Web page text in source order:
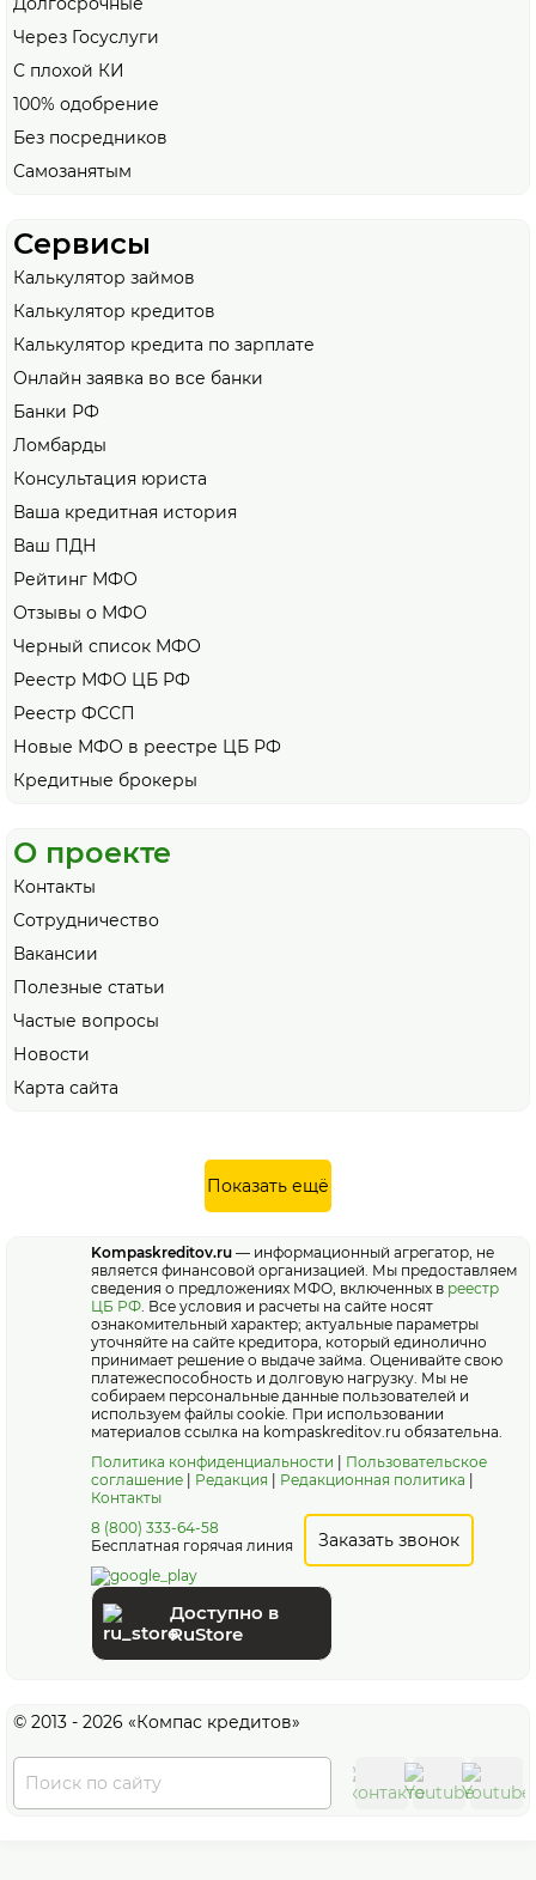
Через Госуслуги
С плохой КИ
100% одобрение
Без посредников
Самозанятым
Сервисы
Калькулятор займов
Калькулятор кредитов
Калькулятор кредита по зарплате
Онлайн заявка во все банки
Банки РФ
Ломбарды
Консультация юриста
Ваша кредитная история
Ваш ПДН
Рейтинг МФО
Отзывы о МФО
Черный список МФО
Реестр МФО ЦБ РФ
Реестр ФССП
Новые МФО в реестре ЦБ РФ
Кредитные брокеры
О проекте
Контакты
Сотрудничество
Вакансии
Полезные статьи
Частые вопросы
Новости
Карта сайта
Показать ещё
Kompaskreditov.ru — информационный агрегатор, не
является финансовой организацией. Мы предоставляем
сведения о предложениях МФО, включенных в реестр
ЦБ РФ. Все условия и расчеты на сайте носят
ознакомительный характер; актуальные параметры
уточняйте на сайте кредитора, который единолично
принимает решение о выдаче займа. Оценивайте свою
платежеспособность и долговую нагрузку. Мы не
собираем персональные данные пользователей и
используем файлы cookie. При использовании
материалов ссылка на kompaskreditov.ru обязательна.
Политика конфиденциальности
Пользовательское
соглашение
Редакция Редакционная политика
Контакты
8 (800) 333-64-58
Бесплатная горячая линия
Заказать звонок
Доступно в
RuStore
© 2013 - 2026 «Компас кредитов»